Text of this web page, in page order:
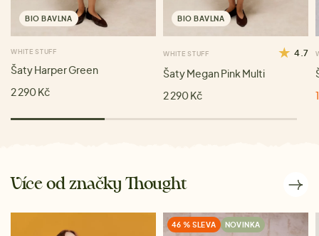
BIO BAVLNA
WHITE STUFF
Šaty Harper Green
2 290 Kč
BIO BAVLNA
WHITE STUFF 4.7
Šaty Megan Pink Multi
2 290 Kč
Více od značky Thought
46 % SLEVA NOVINKA